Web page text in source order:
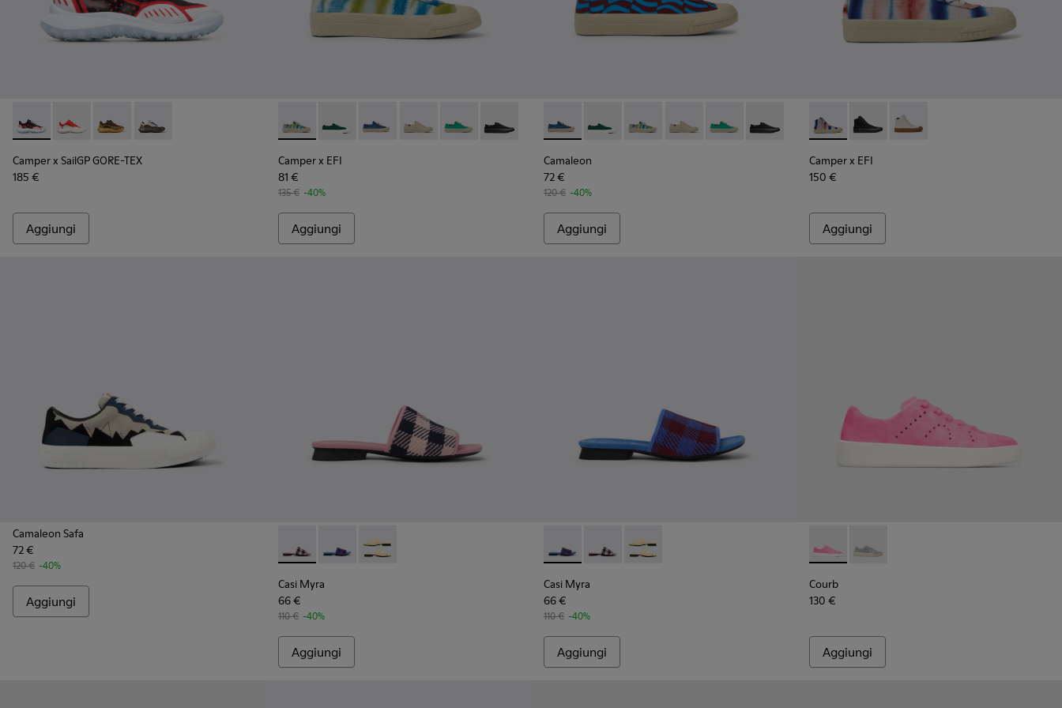
Camper x SailGP GORE-TEX - K201147-023 - Sneaker nera e bianca
Camper x SailGP GORE-TEX - K201147-021 - Multicolor
Camper x SailGP GORE-TEX - K201147-018
Camper x SailGP GORE-TEX - K201147-017
Camper x SailGP GORE-TEX
185 €
Aggiungi
Camper x EFI - K201160-014 - Sneaker da donna multicolore
Camper x EFI - K201160-024
Camper x EFI - K201160-016 - Sneaker da donna blu e bordeaux
Camper x EFI - K201160-012
Camper x EFI - K201160-011
Camper x EFI - K201160-001
Camper x EFI
81 €
135 € -40%
Aggiungi
Camaleon - K201160-016 - Sneaker da donna blu e bordeaux
Camaleon - K201160-024
Camaleon - K201160-014 - Sneaker da donna multicolore
Camaleon - K201160-012
Camaleon - K201160-011
Camaleon - K201160-001
Camaleon
72 €
120 € -40%
Aggiungi
Camper x EFI - K400541-013 - Sneaker da
Camper x EFI - K400541-002
Camper x EFI - K400541-001
Camper x EFI
150 €
Aggiungi
Camaleon Safa
72 €
120 € -40%
Aggiungi
Casi Myra - K201223-005 - Multicolor
Casi Myra - K201223-006 - Multicolor
Casi Myra - K201223-001
Casi Myra
66 €
110 € -40%
Aggiungi
Casi Myra - K201223-006 - Multicolor
Casi Myra - K201223-005 - Multicolor
Casi Myra - K201223-001
Casi Myra
66 €
110 € -40%
Aggiungi
Courb - K200828-014 - Pink
Courb - K200828-021
Courb
130 €
Aggiungi